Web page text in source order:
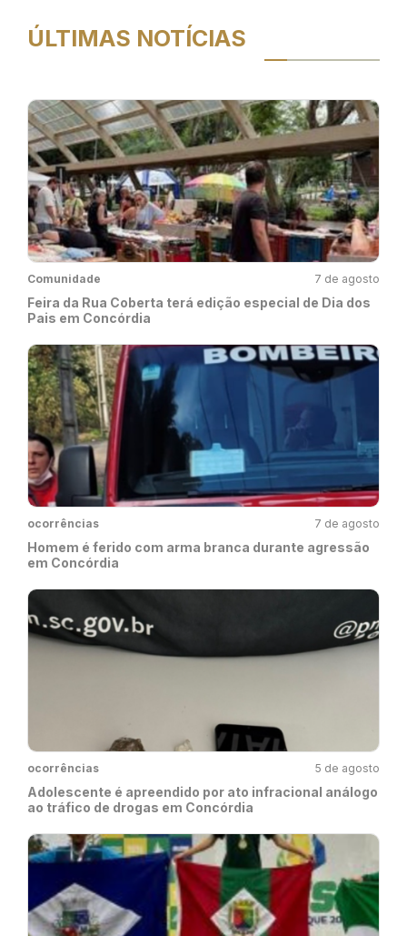
ÚLTIMAS NOTÍCIAS
Comunidade 7 de agosto
Feira da Rua Coberta terá edição especial de Dia dos
Pais em Concórdia
ocorrências 7 de agosto
Homem é ferido com arma branca durante agressão
em Concórdia
ocorrências 5 de agosto
Adolescente é apreendido por ato infracional análogo
ao tráfico de drogas em Concórdia